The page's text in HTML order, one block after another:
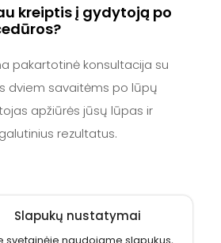
Slapukų nustatymai
kreiptis į gydytoją po
pakartotinė konsultacija su
dviem savaitėms po lūpų
apžiūrės jūsų lūpas ir
rezultatus.